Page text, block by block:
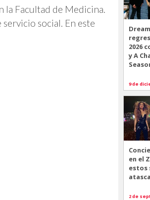
la Facultad de Medicina.
social. En este
2026
y A
9 de
en el
estos
2 de